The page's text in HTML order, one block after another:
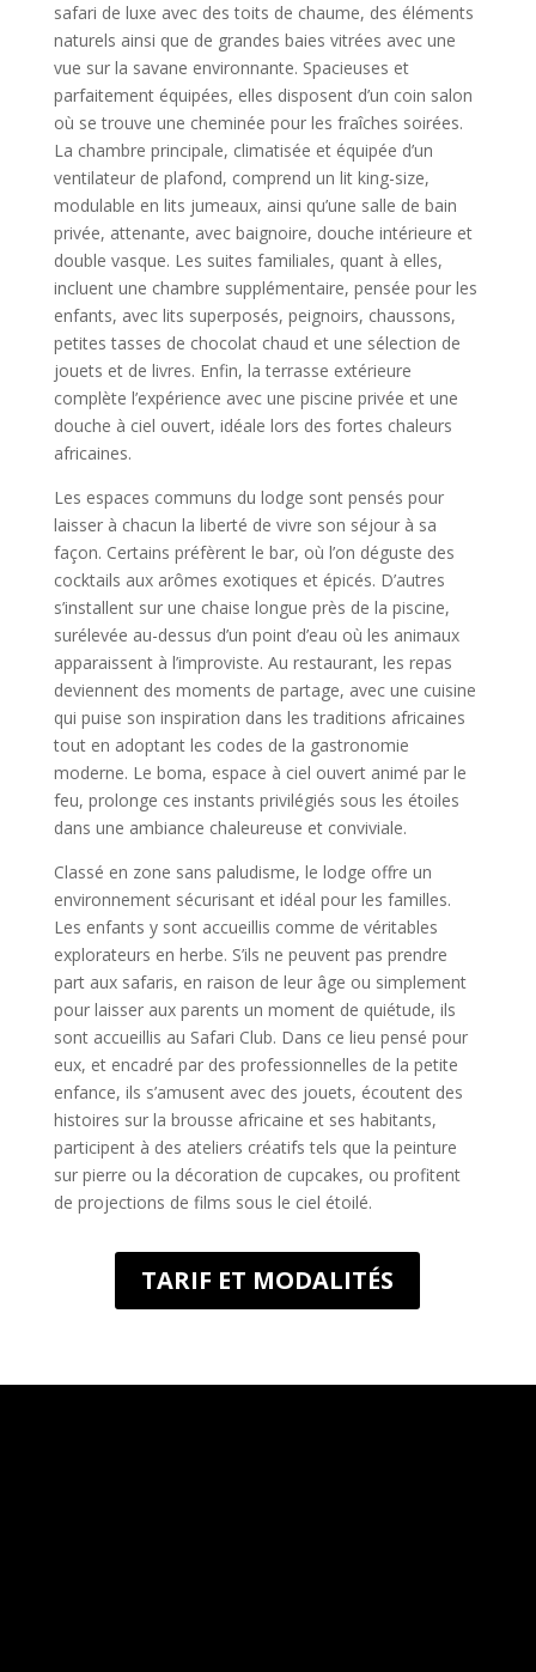
safari de luxe avec des toits de chaume, des éléments
naturels ainsi que de grandes baies vitrées avec une
vue sur la savane environnante. Spacieuses et
parfaitement équipées, elles disposent d’un coin salon
où se trouve une cheminée pour les fraîches soirées.
La chambre principale, climatisée et équipée d’un
ventilateur de plafond, comprend un lit king-size,
modulable en lits jumeaux, ainsi qu’une salle de bain
privée, attenante, avec baignoire, douche intérieure et
double vasque. Les suites familiales, quant à elles,
incluent une chambre supplémentaire, pensée pour les
enfants, avec lits superposés, peignoirs, chaussons,
petites tasses de chocolat chaud et une sélection de
jouets et de livres. Enfin, la terrasse extérieure
complète l’expérience avec une piscine privée et une
douche à ciel ouvert, idéale lors des fortes chaleurs
africaines.
Les espaces communs du lodge sont pensés pour
laisser à chacun la liberté de vivre son séjour à sa
façon. Certains préfèrent le bar, où l’on déguste des
cocktails aux arômes exotiques et épicés. D’autres
s’installent sur une chaise longue près de la piscine,
surélevée au-dessus d’un point d’eau où les animaux
apparaissent à l’improviste. Au restaurant, les repas
deviennent des moments de partage, avec une cuisine
qui puise son inspiration dans les traditions africaines
tout en adoptant les codes de la gastronomie
moderne. Le boma, espace à ciel ouvert animé par le
feu, prolonge ces instants privilégiés sous les étoiles
dans une ambiance chaleureuse et conviviale.
Classé en zone sans paludisme, le lodge offre un
environnement sécurisant et idéal pour les familles.
Les enfants y sont accueillis comme de véritables
explorateurs en herbe. S’ils ne peuvent pas prendre
part aux safaris, en raison de leur âge ou simplement
pour laisser aux parents un moment de quiétude, ils
sont accueillis au Safari Club. Dans ce lieu pensé pour
eux, et encadré par des professionnelles de la petite
enfance, ils s’amusent avec des jouets, écoutent des
histoires sur la brousse africaine et ses habitants,
participent à des ateliers créatifs tels que la peinture
sur pierre ou la décoration de cupcakes, ou profitent
de projections de films sous le ciel étoilé.
TARIF ET MODALITÉS